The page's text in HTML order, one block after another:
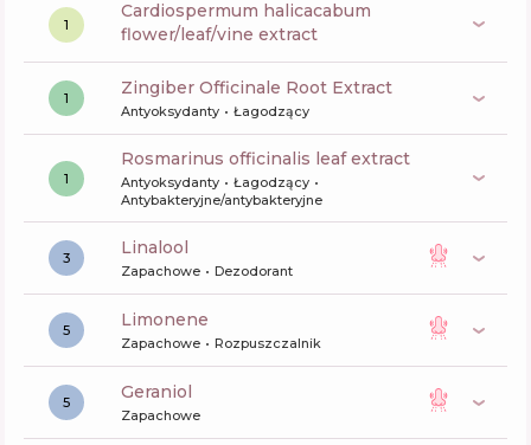
1
cardiospermum halicacabum
flower/leaf/vine extract
1 Zingiber Officinale Root Extract
Antyoksydanty Łagodzący
1
rosmarinus officinalis leaf extract
Antyoksydanty
Łagodzący
Antybakteryjne/antybakteryjne
3 linalool
Zapachowe Dezodorant
5 limonene
Zapachowe Rozpuszczalnik
5 geraniol
Zapachowe